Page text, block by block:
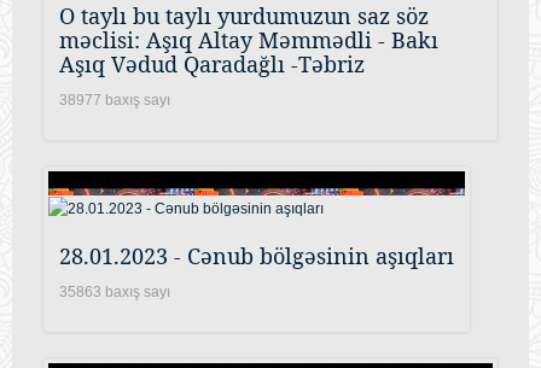
O taylı bu taylı yurdumuzun saz söz
məclisi: Aşıq Altay Məmmədli - Bakı
Aşıq Vədud Qaradağlı -Təbriz
38977 baxış sayı
28.01.2023 - Cənub bölgəsinin aşıqları
35863 baxış sayı